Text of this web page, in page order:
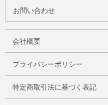
お問い合わせ
会社概要
プライバシーポリシー
特定商取引法に基づく表記